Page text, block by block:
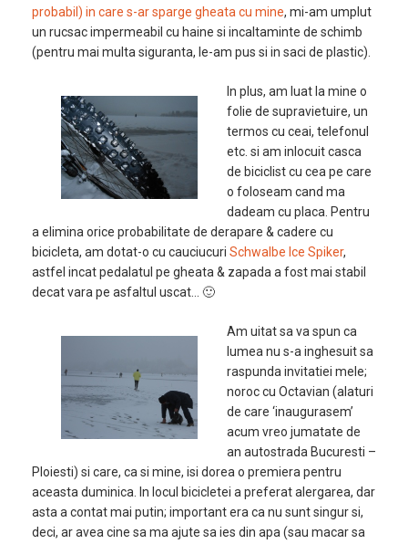
probabil) in care s-ar sparge gheata cu mine, mi-am umplut
un rucsac impermeabil cu haine si incaltaminte de schimb
(pentru mai multa siguranta, le-am pus si in saci de plastic).
In plus, am luat la mine o
folie de supravietuire, un
termos cu ceai, telefonul
etc. si am inlocuit casca
de biciclist cu cea pe care
o foloseam cand ma
dadeam cu placa. Pentru
a elimina orice probabilitate de derapare & cadere cu
bicicleta, am dotat-o cu cauciucuri Schwalbe Ice Spiker,
astfel incat pedalatul pe gheata & zapada a fost mai stabil
decat vara pe asfaltul uscat… 🙂
Am uitat sa va spun ca
lumea nu s-a inghesuit sa
raspunda invitatiei mele;
noroc cu Octavian (alaturi
de care ‘inaugurasem’
acum vreo jumatate de
an autostrada Bucuresti –
Ploiesti) si care, ca si mine, isi dorea o premiera pentru
aceasta duminica. In locul bicicletei a preferat alergarea, dar
asta a contat mai putin; important era ca nu sunt singur si,
deci, ar avea cine sa ma ajute sa ies din apa (sau macar sa